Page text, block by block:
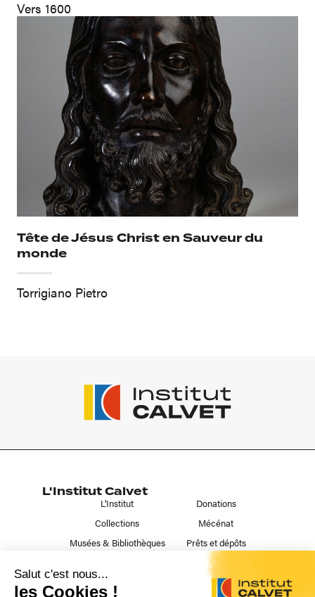
Vers 1600
Tête de Jésus Christ en Sauveur du
monde
Torrigiano Pietro
L'Institut Calvet
L'Institut
Collections
Musées & Bibliothèques
Donations
Mécénat
Prêts et dépôts
Liens utiles